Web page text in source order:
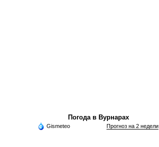
Погода в Вурнарах
Gismeteo Прогноз на 2 недели